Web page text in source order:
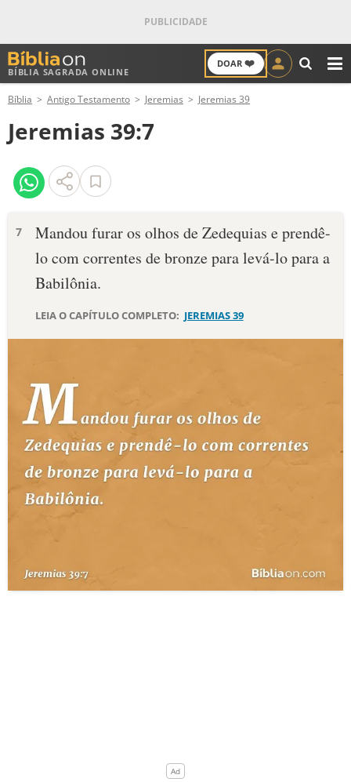
BÍBLIA SAGRADA ONLINE
DOAR ❤️
ANTIGO TESTAMENTO
NOVO TESTAMENTO
VERSÍCULOS
PALAVRA DO DIA
DEVOCIONAL DIÁRIO
10 MANDAMENTOS
ESTUDOS BÍBLICOS
ESBOÇOS DE PREGAÇÃO
TEMAS
TERMO BÍBLICO
Bíblia Antigo Testamento Jeremias Jeremias 39
Jeremias 39:7
7
Mandou furar os olhos de Zedequias e prendê-
lo com correntes de bronze para levá-lo para a
Babilônia.
LEIA O CAPÍTULO COMPLETO: JEREMIAS 39